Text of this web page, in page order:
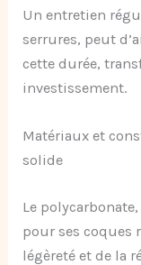
Un entretien
serrures, peut
cette durée,
investissement.
Matériaux et
solide
Le
pour ses coques
légèreté et de la